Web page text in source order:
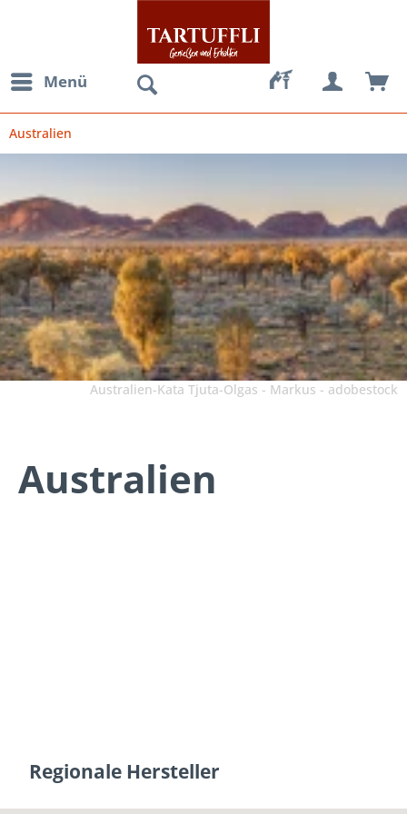
Menü
Australien
Australien-Kata Tjuta-Olgas - Markus - adobestock
Australien
Regionale Hersteller